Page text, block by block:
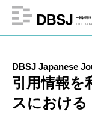
DBSJ Japanese
引用情報を
スにおける